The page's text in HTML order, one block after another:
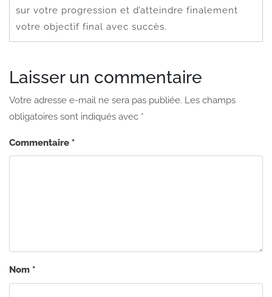
sur votre progression et d’atteindre finalement
votre objectif final avec succès.
Laisser un commentaire
Votre adresse e-mail ne sera pas publiée. Les champs
obligatoires sont indiqués avec *
Commentaire *
Nom *